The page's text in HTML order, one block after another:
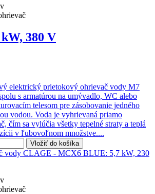
380 V
elektrický prietokový ohrievač vody M7
s armatúrou na umývadlo, WC alebo
telesom pre zásobovanie jedného
vodou. Voda je vyhrievaná priamo
čím sa vylúčia všetky tepelné straty a teplá
v ľubovoľnom množstve....
Vložiť do košíka